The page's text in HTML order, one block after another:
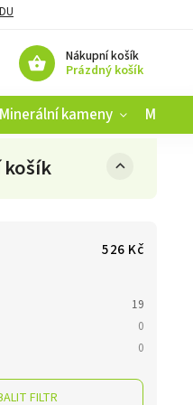
Nákupní košík
Prázdný košík
Minerální kameny
košík
526 Kč
19
0
0
FILTR